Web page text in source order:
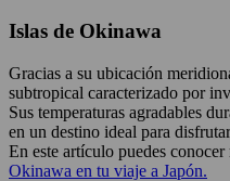
Islas de Okinawa
Gracias a su ubicación
subtropical caracterizado por
Sus temperaturas agradables
en un destino ideal para
En este artículo puedes conocer
Okinawa en tu viaje a Japón.